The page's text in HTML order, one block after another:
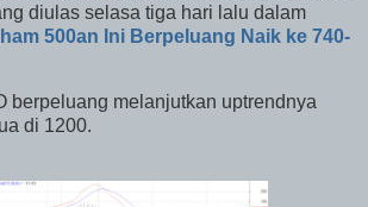
diulas selasa tiga hari lalu dalam
500an Ini Berpeluang Naik ke 740-
berpeluang melanjutkan uptrendnya
di 1200.